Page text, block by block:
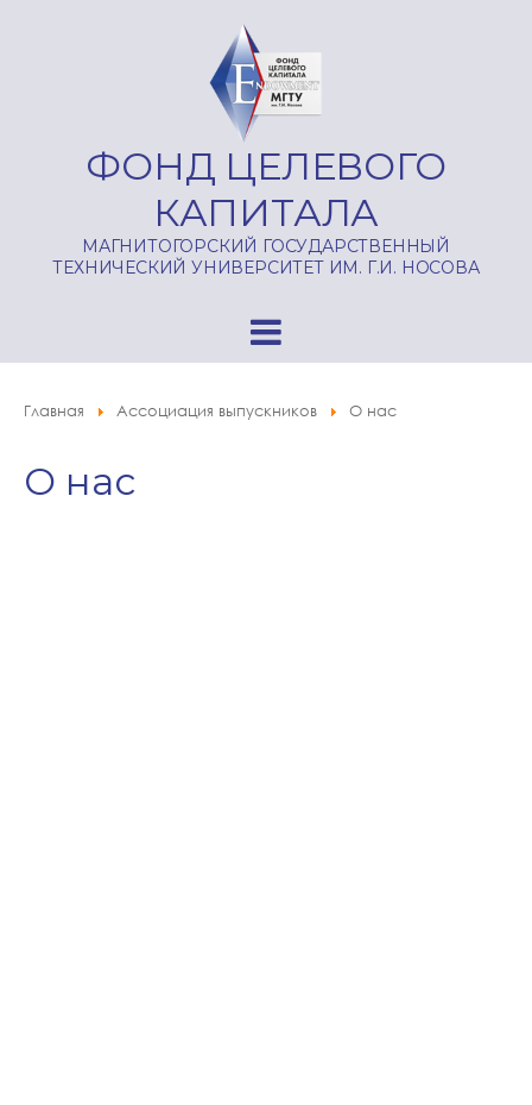
ФОНД ЦЕЛЕВОГО
КАПИТАЛА
МАГНИТОГОРСКИЙ ГОСУДАРСТВЕННЫЙ
ТЕХНИЧЕСКИЙ УНИВЕРСИТЕТ ИМ. Г.И. НОСОВА
Главная Ассоциация выпускников О нас
О нас